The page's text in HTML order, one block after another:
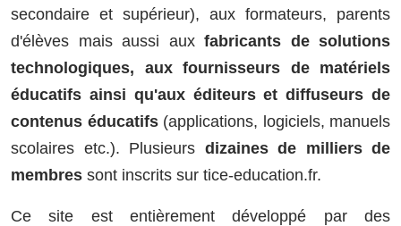
secondaire et supérieur), aux formateurs, parents
d'élèves mais aussi auxfabricants de solutions
technologiques, aux fournisseurs de matériels
éducatifs ainsi qu'aux éditeurs et diffuseurs de
contenus éducatifs(applications, logiciels, manuels
scolaires etc.). Plusieurs dizaines de milliers de
membres sont inscrits sur tice-education.fr.
Ce site est entièrement développé par des